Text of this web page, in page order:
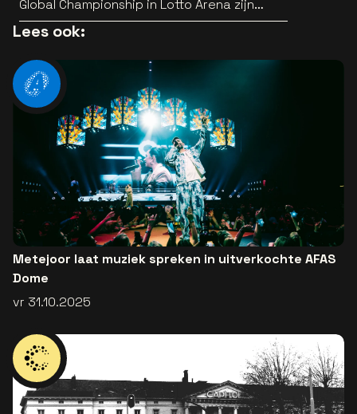
Global Championship in Lotto Arena zijn
bekend
Lees ook:
Metejoor laat muziek spreken in uitverkochte AFAS
Dome
vr 31.10.2025